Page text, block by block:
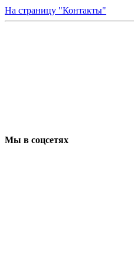
На страницу "Контакты"
Мы в соцсетях